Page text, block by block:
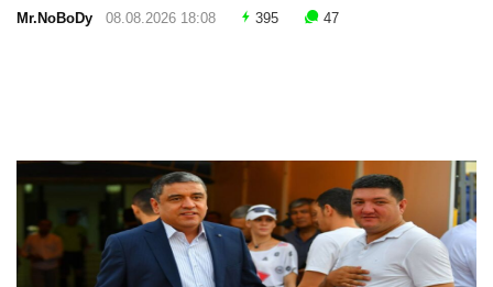
Mr.NoBoDy 08.08.2026 18:08 395 47